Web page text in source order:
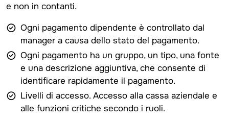
e non in contanti.
Ogni pagamento dipendente è controllato dal
manager a causa dello stato del pagamento.
Ogni pagamento ha un gruppo, un tipo, una fonte
e una descrizione aggiuntiva, che consente di
identificare rapidamente il pagamento.
Livelli di accesso. Accesso alla cassa aziendale e
alle funzioni critiche secondo i ruoli.